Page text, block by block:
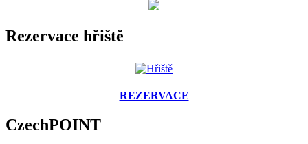
Rezervace hřiště
REZERVACE
CzechPOINT